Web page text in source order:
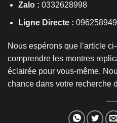
Zalo : 0332628998
Ligne Directe :
Nous espérons que l’article
comprendre les montres
éclairée pour vous-même.
chance dans votre recherche